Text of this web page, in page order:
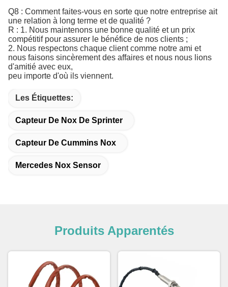
Q8 : Comment faites-vous en sorte que notre entreprise ait
une relation à long terme et de qualité ?
R : 1. Nous maintenons une bonne qualité et un prix
compétitif pour assurer le bénéfice de nos clients ;
2. Nous respectons chaque client comme notre ami et
nous faisons sincèrement des affaires et nous nous lions
d'amitié avec eux,
peu importe d'où ils viennent.
Les Étiquettes:
Capteur De Nox De Sprinter
Capteur De Cummins Nox
Mercedes Nox Sensor
Produits Apparentés